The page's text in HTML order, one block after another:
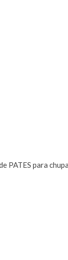
para